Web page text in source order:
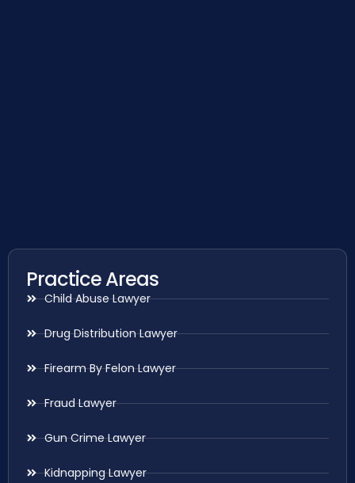
Practice Areas
Child Abuse Lawyer
Drug Distribution Lawyer
Firearm By Felon Lawyer
Fraud Lawyer
Gun Crime Lawyer
Kidnapping Lawyer